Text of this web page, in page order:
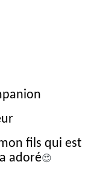
fils qui est
adoré😍